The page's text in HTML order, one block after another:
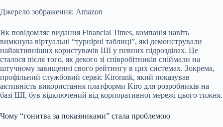
Джерело зображення: Amazon
Як повідомляє видання Financial Times, компанія навіть
вимкнула віртуальні “турнірні таблиці”, які демонстрували
найактивніших користувачів ШІ у певних підрозділах. Це
сталося після того, як декого зі співробітників спіймали на
штучному завищенні свого рейтингу в цих системах. Зокрема,
профільний службовий сервіс Kirorank, який показував
активність використання платформи Kiro для розробників на
базі ШІ, був відключений від корпоративної мережі цього тижня.
Чому “гонитва за показниками” стала проблемою